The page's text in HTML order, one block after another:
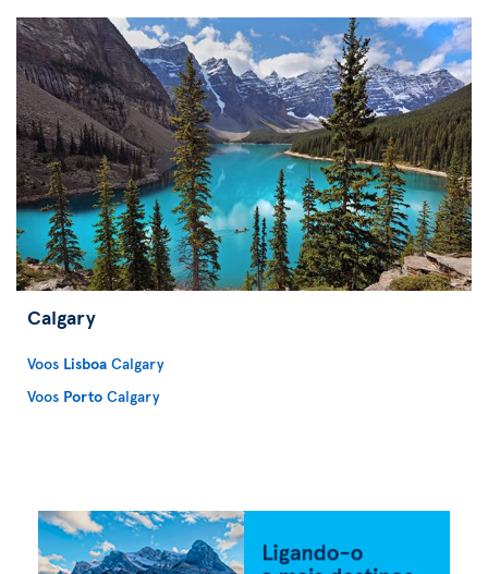
Calgary
Voos Lisboa Calgary
Voos Porto Calgary